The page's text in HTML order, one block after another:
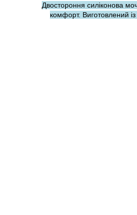
Двостороння силіконова
комфорт. Виготовлений